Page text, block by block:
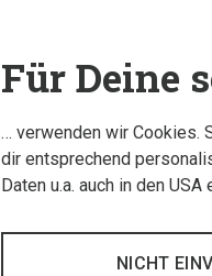
Für Deine
… verwenden wir Cookies.
dir entsprechend
Daten u.a. auch in den
NICHT